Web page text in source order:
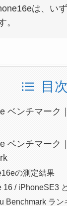
は、い
。
目次
ベンチマーク
ベンチマーク
の測定結果
16 / iPhoneSE3
Benchmark ラン